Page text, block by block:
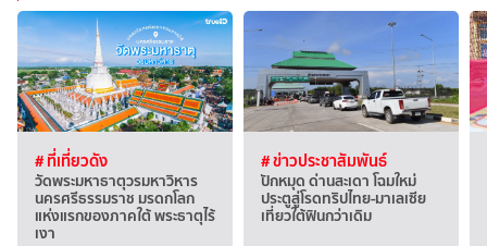
# ที่เที่ยวดัง
วัดพระมหาธาตุวรมหาวิหาร
นครศรีธรรมราช มรดกโลก
แห่งแรกของภาคใต้ พระธาตุไร้
เงา
# ข่าวประชาสัมพันธ์
ปักหมุด ด่านสะเดา โฉมใหม่
ประตูสู่โรดทริปไทย-มาเลเซีย
เที่ยวใต้ฟินกว่าเดิม